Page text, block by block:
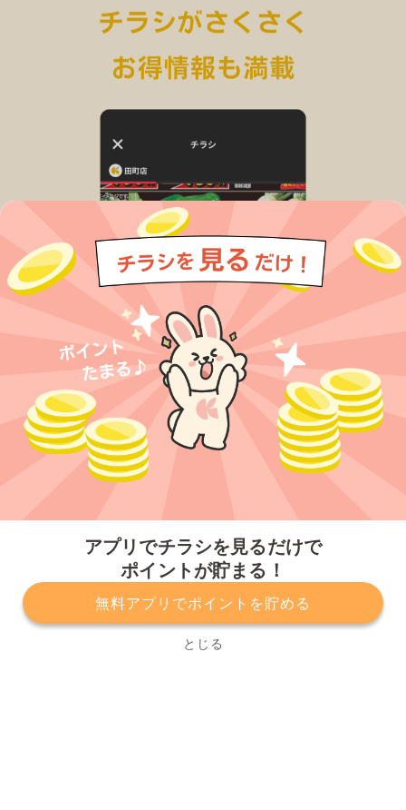
アプリでチラシを見るだけで
ポイントが貯まる！
無料アプリでポイントを貯める
とじる
プライバシーポリシー 利用規約
運営会社
サービスに関してのお問い合わせ